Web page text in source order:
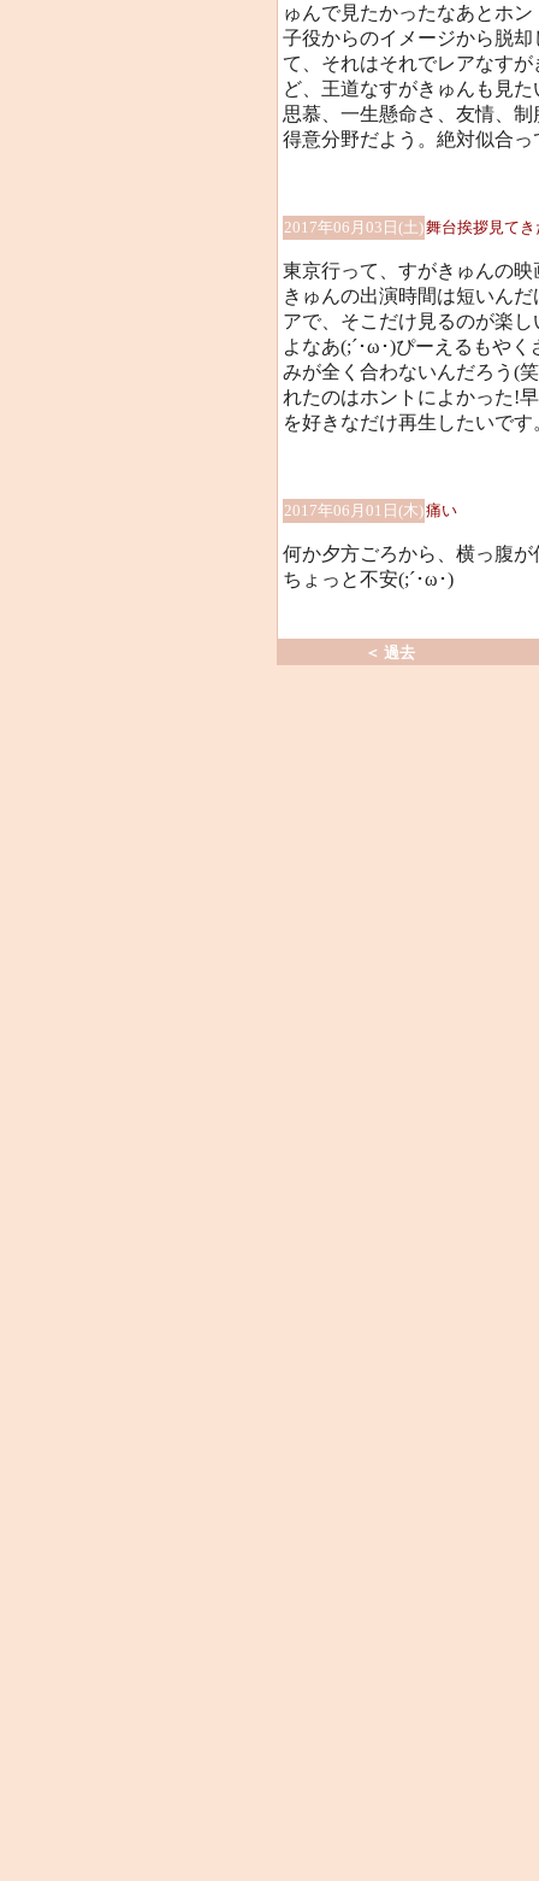
ゅんで見たかったなあとホ
子役からのイメージから脱
て、それはそれでレアなす
ど、王道なすがきゅんも見
思慕、一生懸命さ、友情、
得意分野だよう。絶対似合
2017年06月03日(土)舞台挨拶見てき
東京行って、すがきゅんの
きゅんの出演時間は短いん
アで、そこだけ見るのが楽
よなあ(;´･ω･)ぴーえるもや
みが全く合わないんだろう(
れたのはホントによかった!
を好きなだけ再生したいです
2017年06月01日(木)痛い
何か夕方ごろから、横っ腹
ちょっと不安(;´･ω･)
＜ 過去